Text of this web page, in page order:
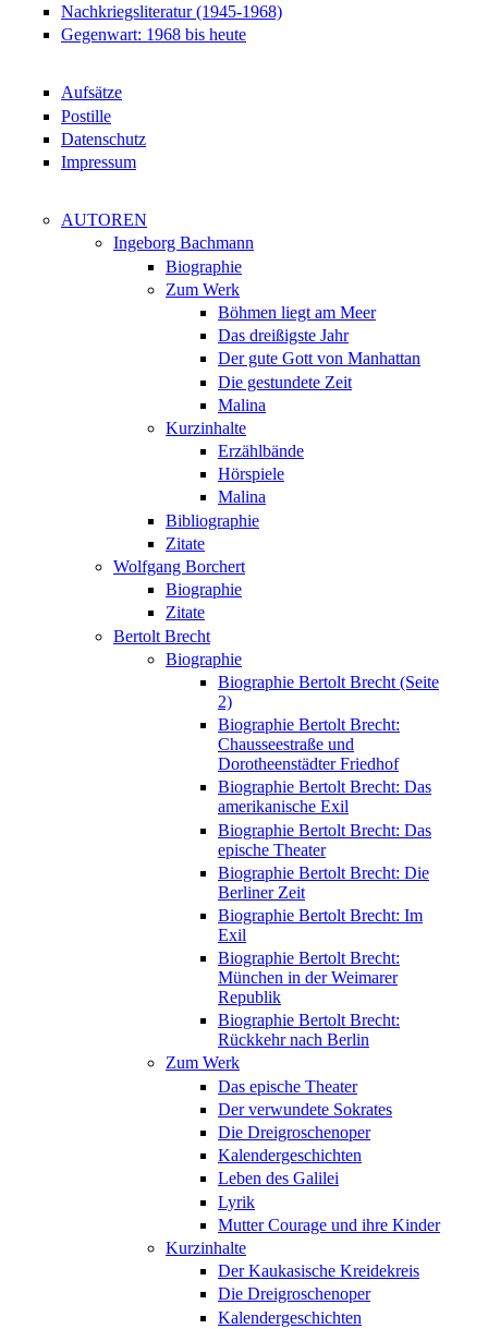
Nachkriegsliteratur (1945-1968)
Gegenwart: 1968 bis heute
Aufsätze
Postille
Datenschutz
Impressum
AUTOREN
Ingeborg Bachmann
Biographie
Zum Werk
Böhmen liegt am Meer
Das dreißigste Jahr
Der gute Gott von Manhattan
Die gestundete Zeit
Malina
Kurzinhalte
Erzählbände
Hörspiele
Malina
Bibliographie
Zitate
Wolfgang Borchert
Biographie
Zitate
Bertolt Brecht
Biographie
Biographie Bertolt Brecht (Seite
2)
Biographie Bertolt Brecht:
Chausseestraße und
Dorotheenstädter Friedhof
Biographie Bertolt Brecht: Das
amerikanische Exil
Biographie Bertolt Brecht: Das
epische Theater
Biographie Bertolt Brecht: Die
Berliner Zeit
Biographie Bertolt Brecht: Im
Exil
Biographie Bertolt Brecht:
München in der Weimarer
Republik
Biographie Bertolt Brecht:
Rückkehr nach Berlin
Zum Werk
Das epische Theater
Der verwundete Sokrates
Die Dreigroschenoper
Kalendergeschichten
Leben des Galilei
Lyrik
Mutter Courage und ihre Kinder
Kurzinhalte
Der Kaukasische Kreidekreis
Die Dreigroschenoper
Kalendergeschichten